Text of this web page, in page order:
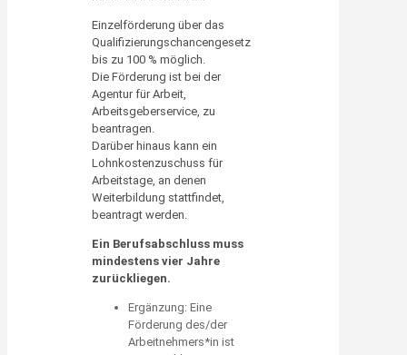
Einzelförderung über das
Qualifizierungschancengesetz
bis zu 100 % möglich.
Die Förderung ist bei der
Agentur für Arbeit,
Arbeitsgeberservice, zu
beantragen.
Darüber hinaus kann ein
Lohnkostenzuschuss für
Arbeitstage, an denen
Weiterbildung stattfindet,
beantragt werden.
Ein Berufsabschluss muss
mindestens vier Jahre
zurückliegen.
Ergänzung: Eine
Förderung des/der
Arbeitnehmers*in ist